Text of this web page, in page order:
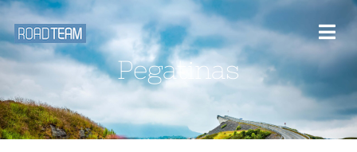
Saltar
al
contenido
Pegatinas